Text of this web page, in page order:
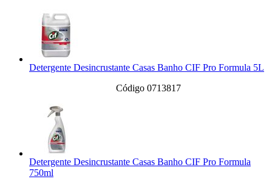
Detergente Desincrustante Casas Banho CIF Pro Formula 5L
Código 0713817
Detergente Desincrustante Casas Banho CIF Pro Formula
750ml